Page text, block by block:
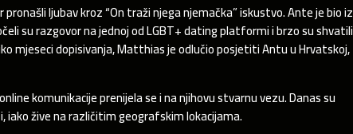
ljubav kroz “On traži njega njemačka” iskustvo. Ante je bio iz
su razgovor na jednoj od LGBT+ dating platformi i brzo su shvatili
mjeseci dopisivanja, Matthias je odlučio posjetiti Antu u Hrvatskoj,
komunikacije prenijela se i na njihovu stvarnu vezu. Danas su
žive na različitim geografskim lokacijama.